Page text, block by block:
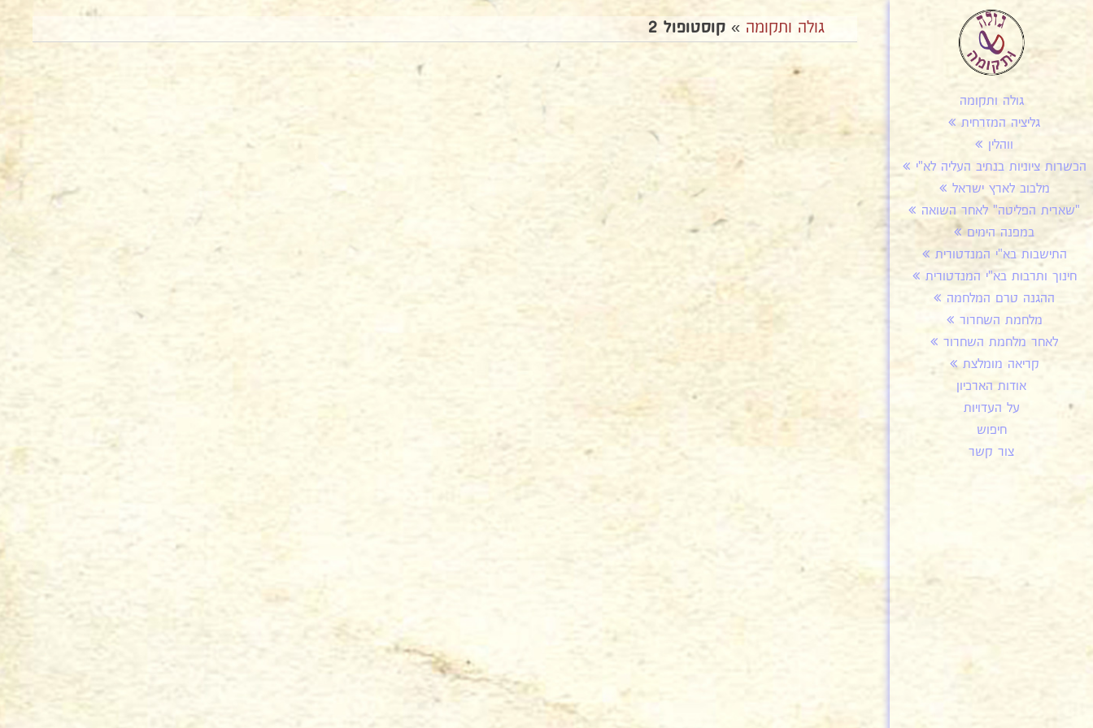
גולה ותקומה
גליציה המזרחית
ווהלין
הכשרות ציוניות בנתיב העליה לא"י
מלבוב לארץ ישראל
"שארית הפליטה" לאחר השואה
במפנה הימים
התישבות בא"י המנדטורית
חינוך ותרבות בא"י המנדטורית
ההגנה טרם המלחמה
מלחמת השחרור
לאחר מלחמת השחרור
קריאה מומלצת
אודות הארכיון
על העדויות
חיפוש
צור קשר
גולה ותקומה » קוסטופול 2